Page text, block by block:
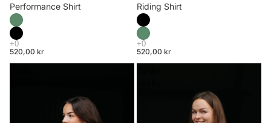
Performance Shirt
520,00 kr
Riding Shirt
520,00 kr